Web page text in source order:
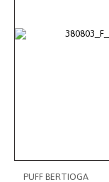
PUFF BERTIOGA